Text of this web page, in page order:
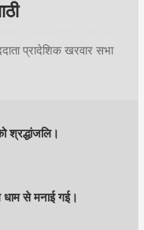
प्रादेशिक खरवार सभा
श्रद्धांजलि।
धाम से मनाई गई।